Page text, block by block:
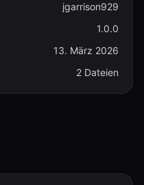
jgarrison929
1.0.0
13. März 2026
2 Dateien